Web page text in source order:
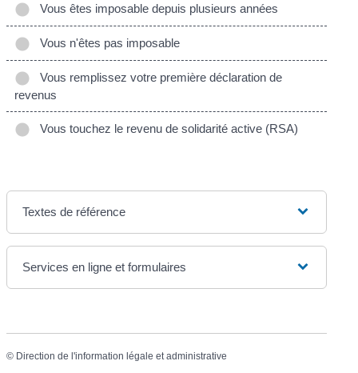
Vous êtes imposable depuis plusieurs années
Vous n'êtes pas imposable
Vous remplissez votre première déclaration de
revenus
Vous touchez le revenu de solidarité active (RSA)
Textes de référence
Services en ligne et formulaires
© Direction de l'information légale et administrative